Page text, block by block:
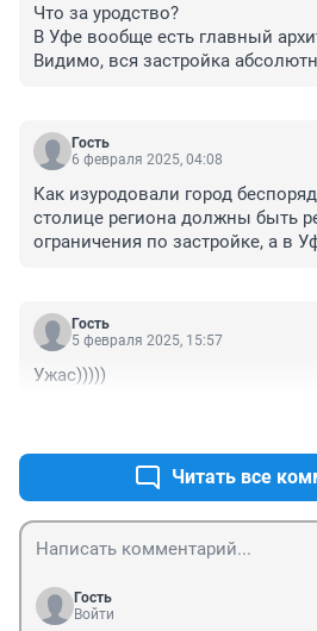
Что за уродство?
В Уфе вообще есть главный
Видимо, вся застройка
Гость
6 февраля 2025, 04:08
Как изуродовали город
столице региона должны быть
ограничения по застройке, а в
одеяло. И впечатление такое,
архитектора.
Ещё и деревья повырубали.
плитка, которая уже
Гость
5 февраля 2025, 15:57
Ужас)))))
Читать все
Гость
Войти